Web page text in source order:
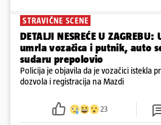
STRAVIČNE SCENE
DETALJI NESREĆE U
umrla vozačica i putnik, auto
sudaru prepolovio
Policija je objavila da je vozačici istekla
dozvola i registracija na Mazdi
23